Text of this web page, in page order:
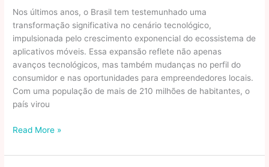
na
taça
Cultura
do
Vinho
no
Brasil
e
Mundo
Nos últimos anos, o Brasil tem testemunhado uma
transformação significativa no cenário tecnológico,
impulsionada pelo crescimento exponencial do ecossistema de
aplicativos móveis. Essa expansão reflete não apenas
avanços tecnológicos, mas também mudanças no perfil do
consumidor e nas oportunidades para empreendedores locais.
Com uma população de mais de 210 milhões de habitantes, o
país virou
O
Do
Read More »